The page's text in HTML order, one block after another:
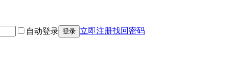
自动登录 登录 立即注册找回密码